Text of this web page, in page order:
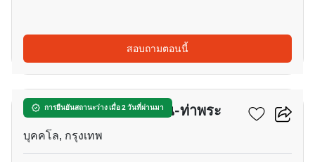
สอบถามตอนนี้
การยืนยันสถานะว่าง เมื่อ 2 วันที่ผ่านมา
16
เดอะ พาร์คแลนด์ ตากสิน-ท่าพระ
บุคคโล, กรุงเทพ